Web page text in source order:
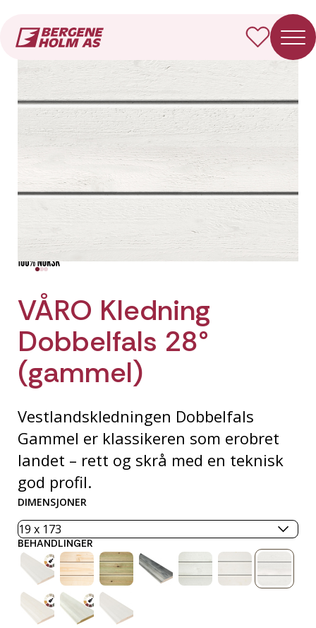
VÅRO Kledning Dobbelfals 28° (gammel)
VÅRO Kledning
Dobbelfals 28°
(gammel)
Vestlandskledningen Dobbelfals
Gammel er klassikeren som erobret
landet – rett og skrå med en teknisk
god profil.
DIMENSJONER
BEHANDLINGER